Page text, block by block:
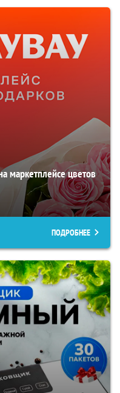
маркетплейсе цветов
ПОДРОБНЕЕ